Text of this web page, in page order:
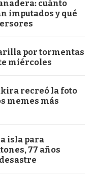
cuánto
imputados y qué
por tormentas
miércoles
recreó la foto
memes más
isla para
77 años